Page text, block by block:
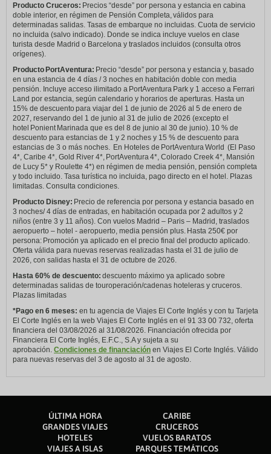
Producto Cruceros: Precios “desde” por persona y estancia en cabina
doble interior, en régimen de Pensión Completa, válidos para
determinadas salidas. Tasas de embarque no incluidas. Cuota de servicio
no incluida (salvo indicado). Donde se indica incluye vuelos en clase
turista desde Madrid o Barcelona y traslados incluidos (consulta otros
orígenes).
Producto PortAventura: Precio “desde” por persona y estancia y, basado
en una estancia de 4 días / 3 noches en habitación doble con media
pensión. Incluye acceso ilimitado a PortAventura Park y 1 acceso a Ferrari
Land por estancia, según calendario y horarios de aperturas. Hasta un
15% de descuento para viajar del 1 de junio de 2026 al 5 de enero de
2027, reservando del 1 de junio al 31 de julio de 2026 (excepto el
hotel Ponient Marinada que es del 8 de junio al 30 de junio). 10 % de
descuento para estancias de 1 y 2 noches y 15 % de descuento para
estancias de 3 o más noches. En Hoteles de PortAventura World (El Paso
4*, Caribe 4*, Gold River 4*, PortAventura 4*, Colorado Creek 4*, Mansión
de Lucy 5* y Roulette 4*) en régimen de media pensión, pensión completa
y todo incluido. Tasa turística no incluida, pago directo en el hotel. Plazas
limitadas. Consulta condiciones.
Producto Disney: Precio de referencia por persona y estancia basado en
3 noches/ 4 días de entradas, en habitación ocupada por 2 adultos y 2
niños (entre 3 y 11 años). Con vuelos Madrid – Paris – Madrid, traslados
aeropuerto – hotel - aeropuerto, media pensión plus. Hasta 250€ por
persona: Promoción ya aplicado en el precio final del producto aplicado.
Oferta válida para nuevas reservas realizadas hasta el 31 de julio de
2026, con salidas hasta el 31 de octubre de 2026.
Hasta 60% de descuento: descuento máximo ya aplicado sobre
determinadas salidas de touroperación/cadenas hoteleras y cruceros.
Plazas limitadas
*Pago en 6 meses: en tu agencia de Viajes El Corte Inglés y con tu Tarjeta
El Corte Inglés en la web Viajes El Corte Inglés en el 91 33 00 732, oferta
financiera del 03/08/2026 al 31/08/2026. Financiación ofrecida por
Financiera El Corte Inglés, E.F.C., S.A y sujeta a su
aprobación. Condiciones de financiación en Viajes El Corte Inglés. Válido
para nuevas reservas del 3 de agosto al 31 de agosto.
ÚLTIMA HORA
CARIBE
GRANDES VIAJES
CRUCEROS
HOTELES
VUELOS BARATOS
VIAJES A ISLAS
PARQUES TEMÁTICOS